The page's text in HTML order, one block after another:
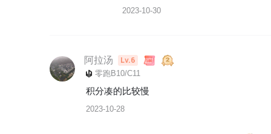
2023-10-30
阿拉汤 Lv.6
零跑B10/C11
积分凑的比较慢
2023-10-28